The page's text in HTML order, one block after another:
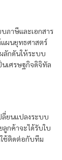
บภาษีและเอกสาร
แผนยุทธศาสตร์
ลักดันให้ระบบ
นเศรษฐกิจดิจิทัล
ลี่ยนแปลงระบบ
ลูกค้าจะได้รับใบ
ช้ติดต่อกับทีม